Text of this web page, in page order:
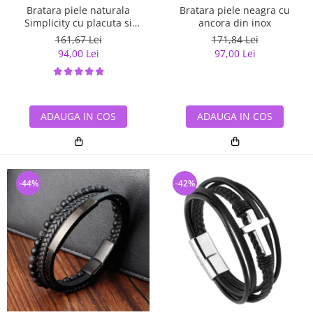
Bratara piele naturala
Simplicity cu placuta si
inchizatoare din inox
161,67 Lei
94,00 Lei
ADAUGA IN COS
Bratara piele neagra cu
ancora din inox
171,84 Lei
97,00 Lei
ADAUGA IN COS
-44% -42%